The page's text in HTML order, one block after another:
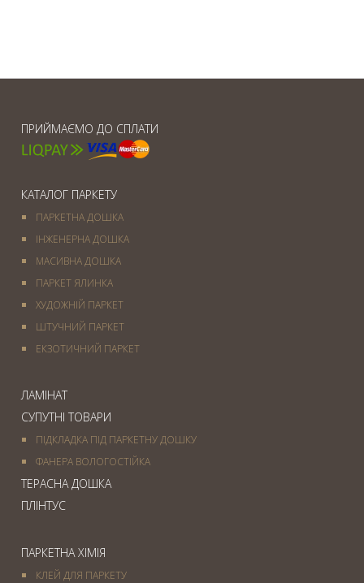
ПРИЙМАЄМО ДО СПЛАТИ
КАТАЛОГ ПАРКЕТУ
ПАРКЕТНА ДОШКА
ІНЖЕНЕРНА ДОШКА
МАСИВНА ДОШКА
ПАРКЕТ ЯЛИНКА
ХУДОЖНІЙ ПАРКЕТ
ШТУЧНИЙ ПАРКЕТ
ЕКЗОТИЧНИЙ ПАРКЕТ
ЛАМІНАТ
СУПУТНІ ТОВАРИ
ПІДКЛАДКА ПІД ПАРКЕТНУ ДОШКУ
ФАНЕРА ВОЛОГОСТІЙКА
ТЕРАСНА ДОШКА
ПЛІНТУС
ПАРКЕТНА ХІМІЯ
КЛЕЙ ДЛЯ ПАРКЕТУ